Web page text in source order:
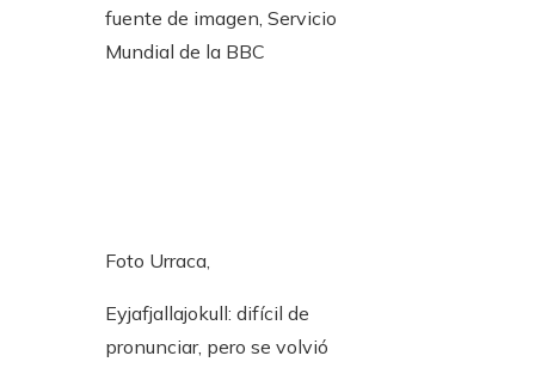
fuente de imagen, Servicio
Mundial de la BBC
Foto Urraca,
Eyjafjallajokull: difícil de
pronunciar, pero se volvió